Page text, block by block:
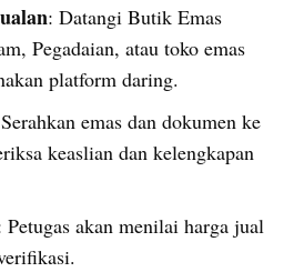
: Datangi Butik Emas
Pegadaian, atau toko emas
platform daring.
emas dan dokumen ke
keaslian dan kelengkapan
Petugas akan menilai harga jual